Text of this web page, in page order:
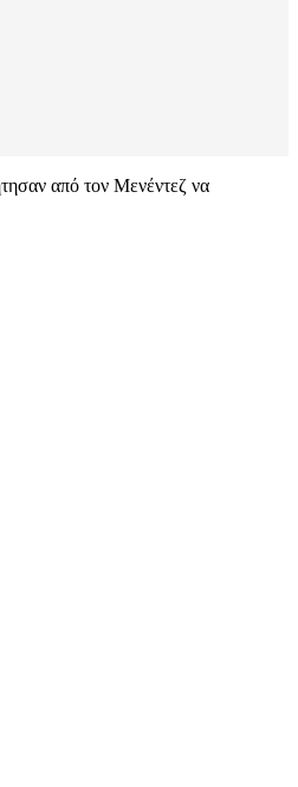
από τον Μενέντεζ να